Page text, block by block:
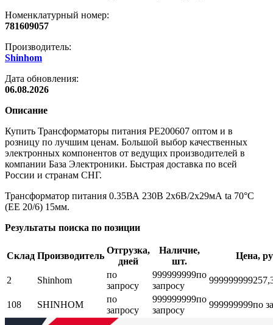
Номенклатурный номер:
781609057
Производитель:
Shinhom
Дата обновления:
06.08.2026
Описание
Купить Трансформаторы питания PE200607 оптом и в
розницу по лучшим ценам. Большой выбор качественных
электронных компонентов от ведущих производителей в
компании База Электроники. Быстрая доставка по всей
России и странам СНГ.
Трансформатор питания 0.35ВА 230В 2х6В/2х29мА ta 70°C
(EE 20/6) 15мм.
Результаты поиска по позиции
Склад Производитель
Отгрузка,
дней
Наличие,
шт.
Цена,
2 Shinhom
по
запросу
999999999по
запросу
999999999
108 SHINHOM
по
запросу
999999999по
запросу
999999999по